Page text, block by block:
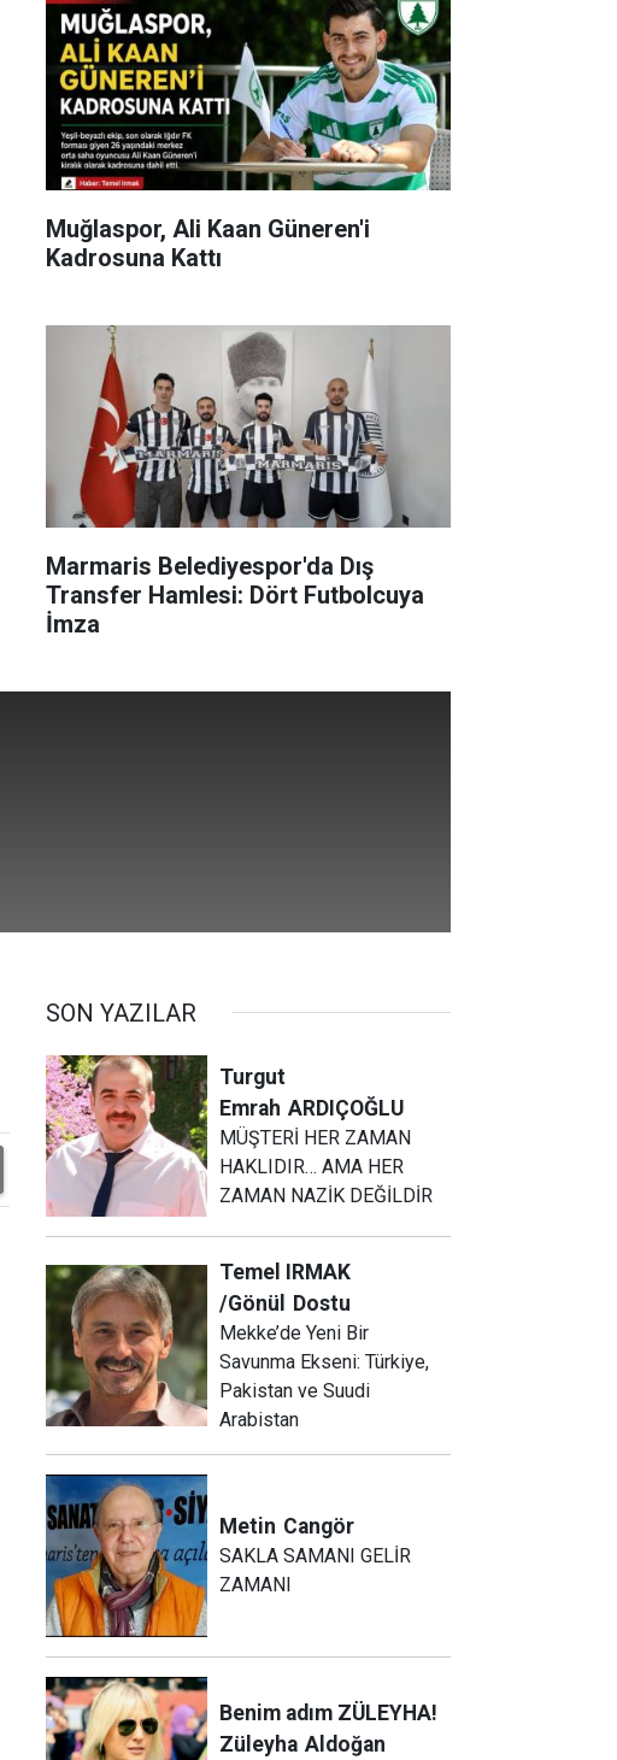
Muğlaspor, Ali Kaan Güneren'i
Kadrosuna Kattı
Marmaris Belediyespor'da Dış
Transfer Hamlesi: Dört Futbolcuya
İmza
SON YAZILAR
Turgut
Emrah ARDIÇOĞLU
MÜŞTERİ HER ZAMAN
HAKLIDIR… AMA HER
ZAMAN NAZİK DEĞİLDİR
Temel IRMAK
/Gönül
Dostu
Mekke’de Yeni Bir
Savunma Ekseni: Türkiye,
Pakistan ve Suudi
Arabistan
Metin Cangör
SAKLA SAMANI GELİR
ZAMANI
Benim adım ZÜLEYHA!
Züleyha Aldoğan